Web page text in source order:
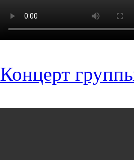
Концерт